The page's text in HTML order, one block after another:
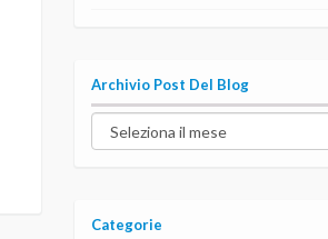
Archivio Post Del Blog
Archivio
post
Categorie